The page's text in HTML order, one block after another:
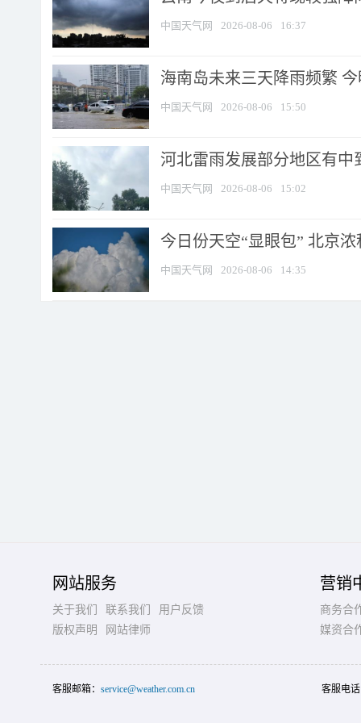
中国天气网 2026-08-06 16:37
海南岛未来三天降雨频繁
中国天气网 2026-08-06 15:50
河北雷雨发展部分地区有中
中国天气网 2026-08-06 15:02
今日份天空“显眼包” 北京
中国天气网 2026-08-06 14:35
网站服务
关于我们 联系我们
用户反馈
版权声明
网站律师
营销
商务合
媒资合
客服邮箱： service@weather.com.cn 客服电